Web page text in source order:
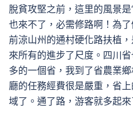
脫貧攻堅之前，這里的風景
也來不了，必需修路啊！為
前涼山州的通村硬化路扶植
來所有的進步了尺度。四川
多的一個省，我到了省農業
廳的任務經費很是嚴重，省
域了。通了路，游客就多起來